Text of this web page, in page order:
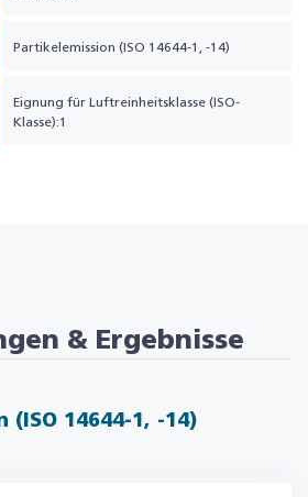
Partikelemission (ISO 14644-1, -14)
Eignung für Luftreinheitsklasse (ISO-
Klasse):1
& Ergebnisse
(ISO 14644-1, -14)